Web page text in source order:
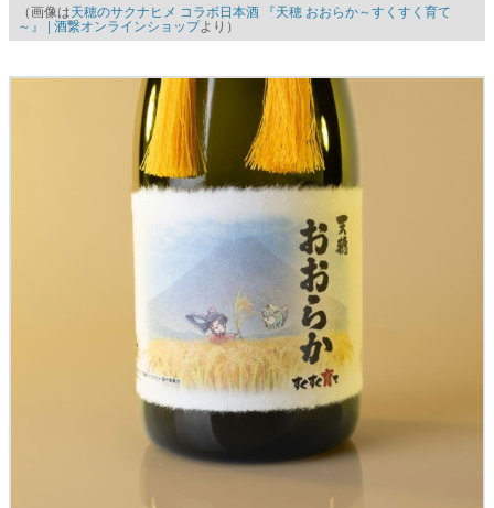
（画像は天穂のサクナヒメ コラボ日本酒 『天穂 おおらか～すくすく育て
～』 | 酒繋オンラインショップより）